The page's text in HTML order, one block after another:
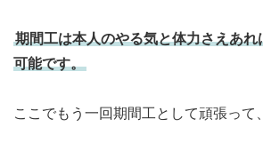
期間工は本人のやる気と体力さえあれ
可能です。
ここでもう一回期間工として頑張って